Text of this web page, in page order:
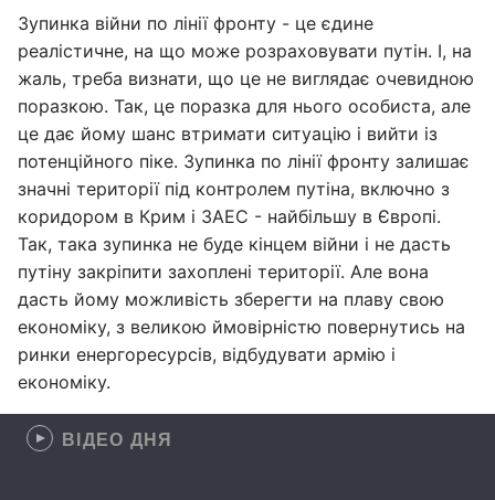
Зупинка війни по лінії фронту - це єдине
реалістичне, на що може розраховувати путін. І, на
жаль, треба визнати, що це не виглядає очевидною
поразкою. Так, це поразка для нього особиста, але
це дає йому шанс втримати ситуацію і вийти із
потенційного піке. Зупинка по лінії фронту залишає
значні території під контролем путіна, включно з
коридором в Крим і ЗАЕС - найбільшу в Європі.
Так, така зупинка не буде кінцем війни і не дасть
путіну закріпити захоплені території. Але вона
дасть йому можливість зберегти на плаву свою
економіку, з великою ймовірністю повернутись на
ринки енергоресурсів, відбудувати армію і
економіку.
ВІДЕО ДНЯ